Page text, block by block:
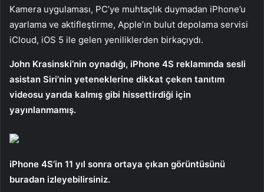
Kamera uygulaması, PC’ye muhtaçlık duymadan iPhone’u
ayarlama ve aktifleştirme, Apple’ın bulut depolama servisi
iCloud, iOS 5 ile gelen yeniliklerden birkaçıydı.
John Krasinski’nin oynadığı, iPhone 4S reklamında sesli
asistan Siri’nin yeteneklerine dikkat çeken tanıtım
videosu yarıda kalmış gibi hissettirdiği için
yayınlanmamış.
iPhone 4S’in 11 yıl sonra ortaya çıkan görüntüsünü
buradan izleyebilirsiniz.